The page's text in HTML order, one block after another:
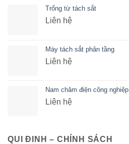
Trống từ tách sắt
Liên hệ
Máy tách sắt phân tầng
Liên hệ
Nam châm điện công nghiệp
Liên hệ
QUI ĐINH – CHÍNH SÁCH